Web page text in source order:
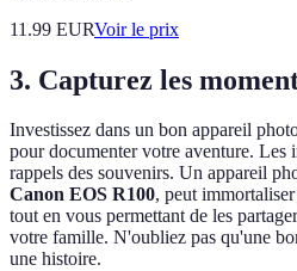
11.99 EURVoir le prix
3. Capturez les
Investissez dans un bon appareil
pour documenter votre aventure. Les
rappels des souvenirs. Un appareil
Canon EOS R100, peut
tout en vous permettant de les
votre famille. N'oubliez pas qu'une
une histoire.